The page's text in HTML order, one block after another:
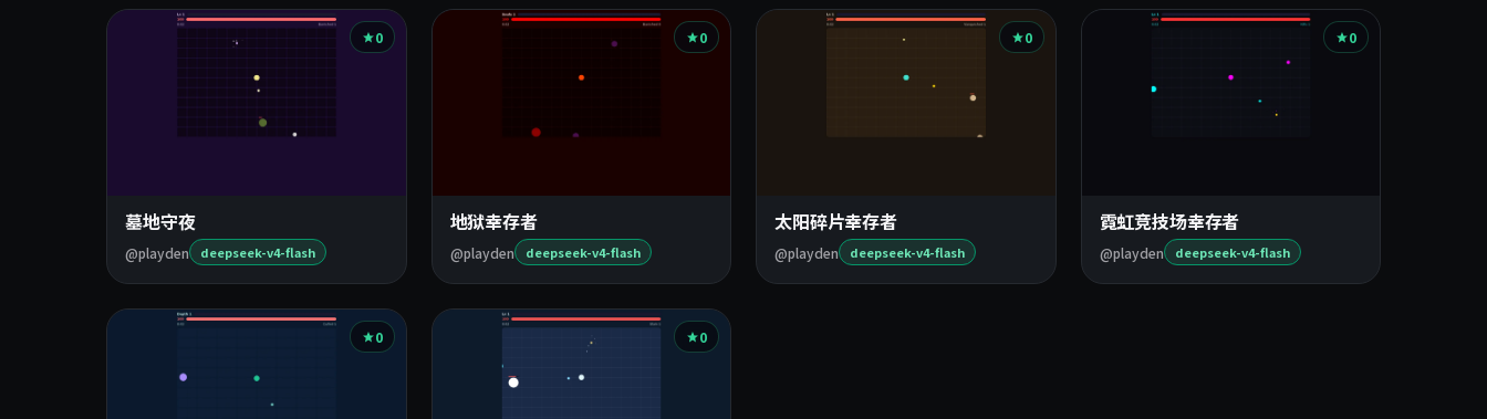
0
墓地守夜
@playden deepseek-v4-flash
0
地狱幸存者
@playden deepseek-v4-flash
0
太阳碎片幸存者
@playden deepseek-v4-flash
0
霓虹竞技场幸存者
@playden deepseek-v4-flash
0 0